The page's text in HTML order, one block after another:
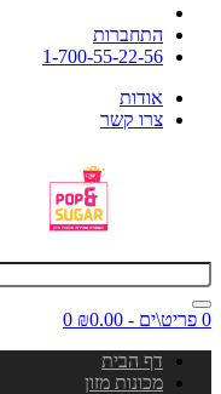
התחברות
1-700-55-22-56
אודות
צרו קשר
0 פריט\ים - ₪0.00
0
דף הבית
מכונות מזון